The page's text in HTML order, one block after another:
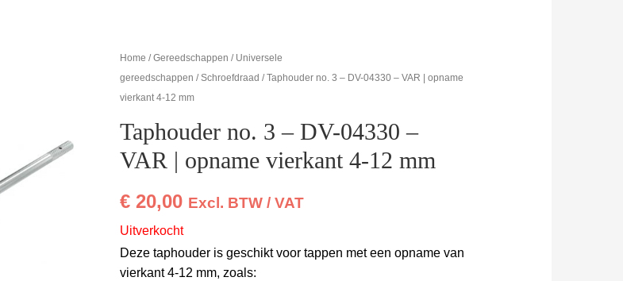
Home /Gereedschappen / Universele
gereedschappen /Schroefdraad / Taphouder no. 3 – DV-04330 – VAR | opname
vierkant 4-12 mm
Taphouder no. 3 – DV-04330 –
VAR | opname vierkant 4-12 mm
€ 20,00 Excl. BTW / VAT
Uitverkocht
Deze taphouder is geschikt voor tappen met een opname van
vierkant 4-12 mm, zoals: